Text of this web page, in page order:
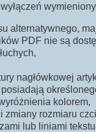
alternatywnego,
PDF nie są
nagłówkowej
kolorem,
zmiany rozmiaru
lub liniami